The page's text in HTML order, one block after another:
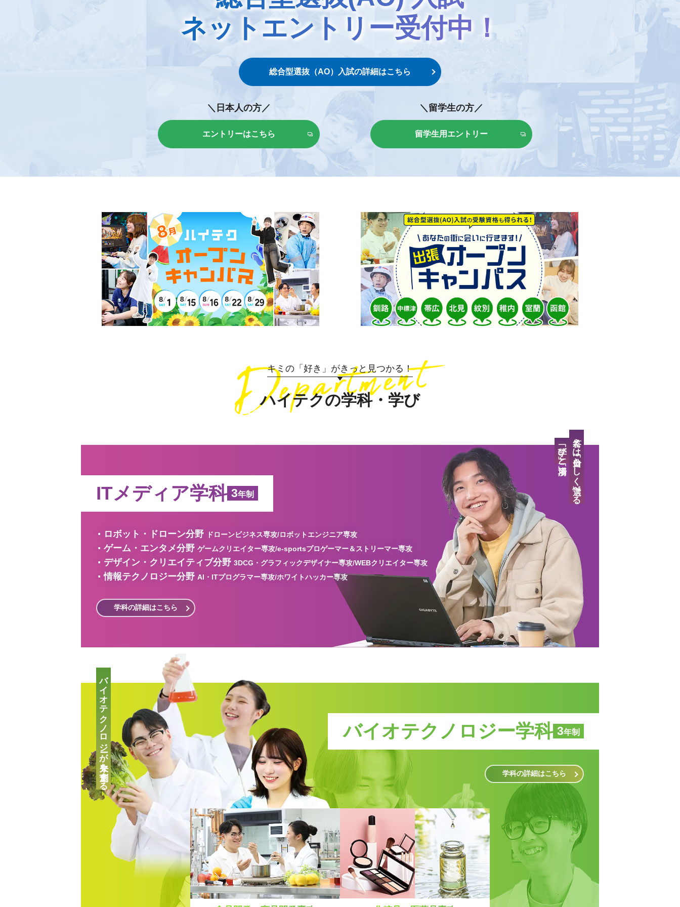
ネットエントリー受付中！
総合型選抜（AO）入試の詳細はこちら
＼日本人の方／
エントリーはこちら
＼留学生の方／
留学生用エントリー
キミの「好き」がきっと見つかる！
ハイテクの学科・学び
ITメディア学科 3年制
ロボット・ドローン分野 ドローンビジネス専攻/ロボットエンジニア専攻
ゲーム・エンタメ分野 ゲームクリエイター専攻/e-sportsプロゲーマー＆ストリーマー専攻
デザイン・クリエイティブ分野 3DCG・グラフィックデザイナー専攻/WEBクリエイター専攻
情報テクノロジー分野 AI・ITプログラマー専攻/ホワイトハッカー専攻
学科の詳細はこちら
答えは「自分らしく」選べる
「学び」と「場所」
バイオテクノロジー学科 3年制
学科の詳細はこちら
バイオテクノロジーが未来を創造する
オススメのコンテンツ
自分の「好き！」が見つかる！
好きなメニューを選べる★オープンキャンパス
募集要項・入試情報 学費について
総合型選抜（AO）
社会人・フリーターの方にオススメの コンテンツ
キャリアチェンジをお考えの方にオススメの説明
会！
学科一覧を見る 学費について
高校1・2年生にオススメの コンテンツ
高校2年生向けのイベントや最新情報、進路選びにつ
いてはこちら！
学科一覧を見る 学費について
新キャンパス完成！
大学？專門？
保護者の方にオススメの コンテンツ
保護者の方向けのご案内、学費説明動画はコチラ
学科一覧を見る 学費について